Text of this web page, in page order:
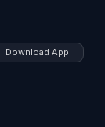
Download App